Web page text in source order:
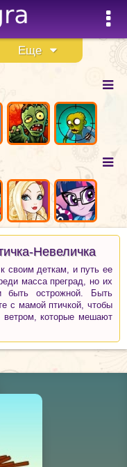
Еще
Невеличка
своим деткам, и путь ее
масса преград, но их
быть острожной. Быть
с мамой птичкой, чтобы
ветром, которые мешают